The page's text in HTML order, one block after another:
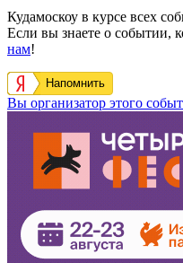
Кудамоскоу в курсе всех
Если вы знаете о событии,
нам!
Напомнить
Вы организатор этого